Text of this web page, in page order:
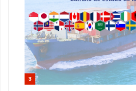
3